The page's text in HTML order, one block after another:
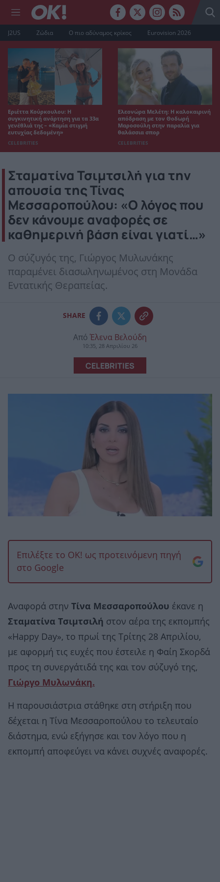
J2US Ζώδια Ο πιο αδύναμος κρίκος Eurovision 2026
Εριέττα Κούρκουλου: Η
συγκινητική ανάρτηση για τα 33α
γενέθλιά της – «Καμία στιγμή
ευτυχίας δεδομένη»
CELEBRITIES
Ελεονώρα Μελέτη: Η καλοκαιρινή
απόδραση με τον Θοδωρή
Μαροσούλη στην παραλία για
θαλάσσια σπορ
CELEBRITIES
Σταματίνα Τσιμτσιλή για την
απουσία της Τίνας
Μεσσαροπούλου: «Ο λόγος που
δεν κάνουμε αναφορές σε
καθημερινή βάση είναι γιατί…»
Ο σύζυγός της, Γιώργος Μυλωνάκης
παραμένει διασωληνωμένος στη Μονάδα
Εντατικής Θεραπείας.
SHARE
Από Έλενα Βελούδη
10:35, 28 Απριλίου 26
CELEBRITIES
Επιλέξτε το OK! ως προτεινόμενη πηγή
στο Google
Αναφορά στην Τίνα Μεσσαροπούλου έκανε η
Σταματίνα Τσιμτσιλή στον αέρα της εκπομπής
«Happy Day», το πρωί της Τρίτης 28 Απριλίου,
με αφορμή τις ευχές που έστειλε η Φαίη Σκορδά
προς τη συνεργάτιδά της και τον σύζυγό της,
Γιώργο Μυλωνάκη.
Η παρουσιάστρια στάθηκε στη στήριξη που
δέχεται η Τίνα Μεσσαροπούλου το τελευταίο
διάστημα, ενώ εξήγησε και τον λόγο που η
εκπομπή αποφεύγει να κάνει συχνές αναφορές.